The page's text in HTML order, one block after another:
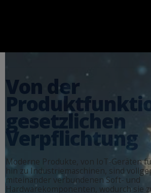
Von der
Produktfunkti
gesetzlichen
Verpflichtung
Moderne Produkte, von IoT-Geräten
hin zu Industriemaschinen, sind
miteinander verbundenen Soft- und
Hardwarekomponenten, wodurch sie